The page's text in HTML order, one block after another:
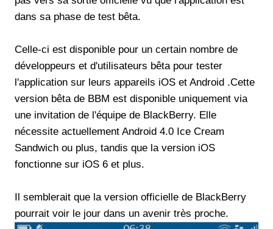
dans sa phase de test bêta.
Celle-ci est disponible pour un certain nombre de
développeurs et d'utilisateurs bêta pour tester
l'application sur leurs appareils iOS et Android .Cette
version bêta de BBM est disponible uniquement via
une invitation de l'équipe de BlackBerry. Elle
nécessite actuellement Android 4.0 Ice Cream
Sandwich ou plus, tandis que la version iOS
fonctionne sur iOS 6 et plus.
Il semblerait que la version officielle de BlackBerry
pourrait voir le jour dans un avenir très proche.